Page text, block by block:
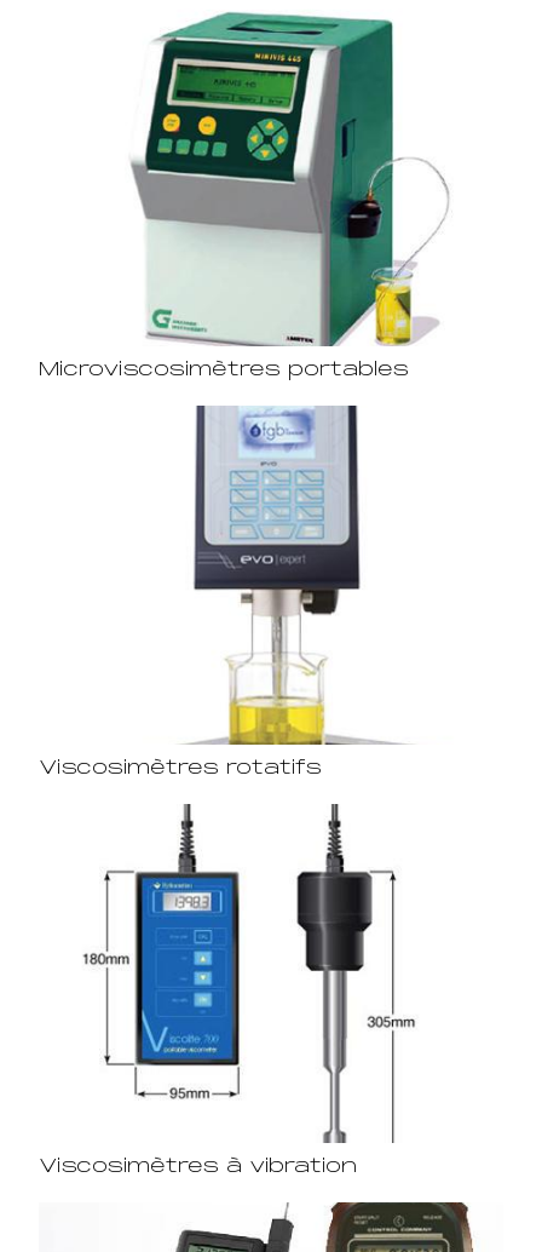
Microviscosimètres portables
Viscosimètres rotatifs
Viscosimètres à vibration